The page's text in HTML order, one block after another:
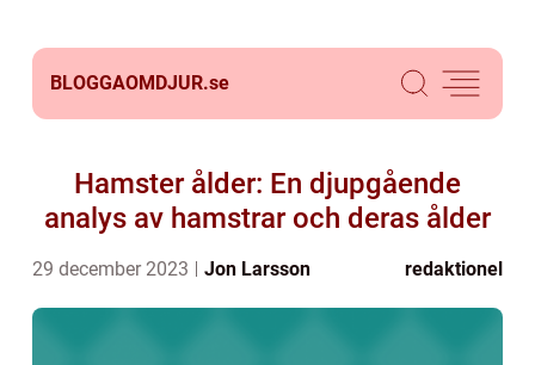
BLOGGAOMDJUR.se
Hamster ålder: En djupgående
analys av hamstrar och deras ålder
29 december 2023 Jon Larsson redaktionel